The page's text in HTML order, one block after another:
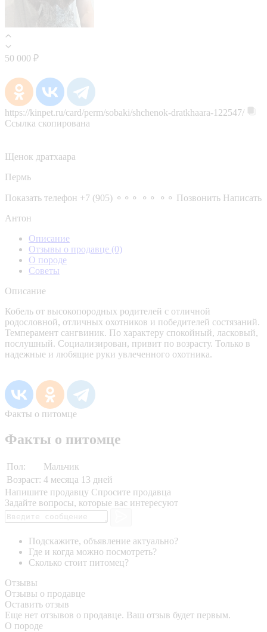
50 000 ₽
https://kinpet.ru/card/perm/sobaki/shchenok-dratkhaara-122547/
Ссылка скопирована
Щенок дратхаара
Пермь
Показать телефон +7 (905) ⚬⚬⚬ ⚬⚬ ⚬⚬ Позвонить Написать
Антон
Описание
Отзывы о продавце (0)
О породе
Советы
Описание
Кобель от высокопородных родителей с отличной
родословной, отличных охотников и победителей состязаний.
Темперамент сангвиник. По характеру спокойный, ласковый,
послушный. Социализирован, привит по возрасту. Только в
надежные и любящие руки увлеченного охотника.
Факты о питомце
Факты о питомце
Пол:
Мальчик
Возраст: 4 месяца 13 дней
Напишите продавцу Спросите продавца
Задайте вопросы, которые вас интересуют
Подскажите, объявление актуально?
Где и когда можно посмотреть?
Сколько стоит питомец?
Отзывы
Отзывы о продавце
Оставить отзыв
Еще нет отзывов о продавце. Ваш отзыв будет первым.
О породе